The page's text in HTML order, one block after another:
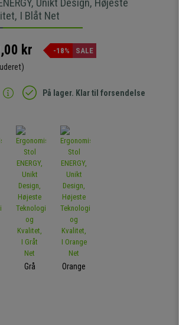
I Blåt Net
kr -18% SALE
På lager. Klar til forsendelse
Grå Orange